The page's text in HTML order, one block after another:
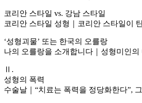
코리안 스타일 vs. 강남 스타일
코리안 스타일 성형｜코리안 스타일이
‘성형괴물’ 또는 한국의 오를랑
나의 오를랑을 소개합니다｜성형미인의
Ⅱ.
성형의 폭력
수술날｜“치료는 폭력을 정당화한다”,